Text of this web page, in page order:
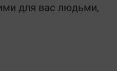
для вас людьми,